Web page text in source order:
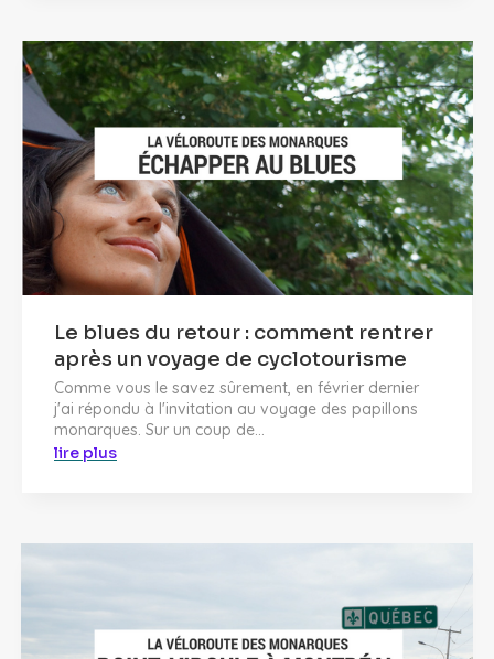
Le blues du retour : comment rentrer
après un voyage de cyclotourisme
Comme vous le savez sûrement, en février dernier
j'ai répondu à l'invitation au voyage des papillons
monarques. Sur un coup de...
lire plus